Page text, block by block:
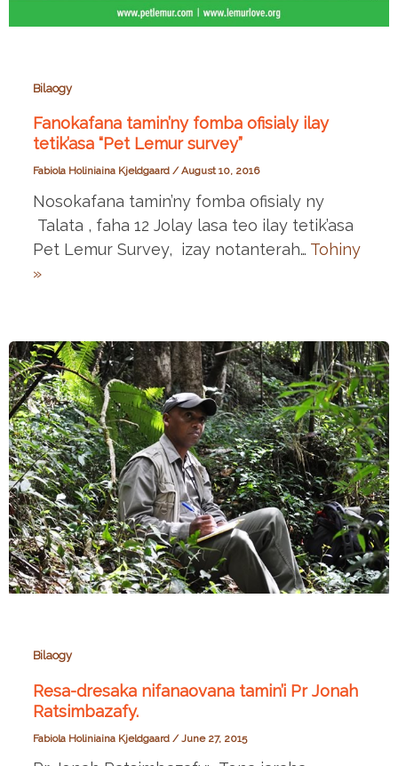
Bilaogy
Fanokafana tamin’ny fomba ofisialy ilay
tetik’asa “Pet Lemur survey”
Fabiola Holiniaina Kjeldgaard /August 10, 2016
Nosokafana tamin’ny fomba ofisialy ny
Talata , faha 12 Jolay lasa teo ilay tetik’asa
Pet Lemur Survey, izay notanterah… Tohiny
»
Bilaogy
Resa-dresaka nifanaovana tamin’i Pr Jonah
Ratsimbazafy.
Fabiola Holiniaina Kjeldgaard /June 27, 2015